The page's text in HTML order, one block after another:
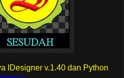
IDesigner v.1.40 dan Python